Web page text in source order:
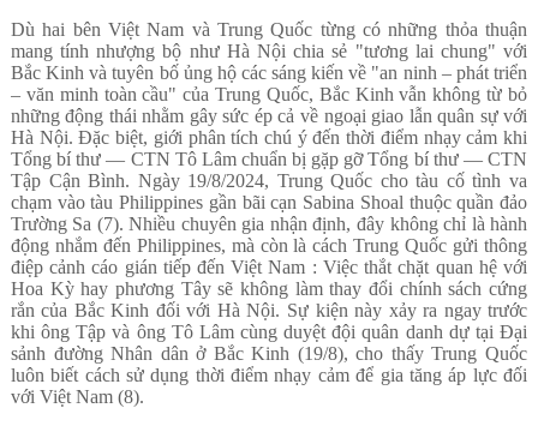
Dù hai bên Việt Nam và Trung Quốc từng có những thỏa thuận
mang tính nhượng bộ như Hà Nội chia sẻ "tương lai chung" với
Bắc Kinh và tuyên bố ủng hộ các sáng kiến về "an ninh – phát triển
– văn minh toàn cầu" của Trung Quốc, Bắc Kinh vẫn không từ bỏ
những động thái nhằm gây sức ép cả về ngoại giao lẫn quân sự với
Hà Nội. Đặc biệt, giới phân tích chú ý đến thời điểm nhạy cảm khi
Tổng bí thư — CTN Tô Lâm chuẩn bị gặp gỡ Tổng bí thư — CTN
Tập Cận Bình. Ngày 19/8/2024, Trung Quốc cho tàu cố tình va
chạm vào tàu Philippines gần bãi cạn Sabina Shoal thuộc quần đảo
Trường Sa (7). Nhiều chuyên gia nhận định, đây không chỉ là hành
động nhắm đến Philippines, mà còn là cách Trung Quốc gửi thông
điệp cảnh cáo gián tiếp đến Việt Nam : Việc thắt chặt quan hệ với
Hoa Kỳ hay phương Tây sẽ không làm thay đổi chính sách cứng
rắn của Bắc Kinh đối với Hà Nội. Sự kiện này xảy ra ngay trước
khi ông Tập và ông Tô Lâm cùng duyệt đội quân danh dự tại Đại
sảnh đường Nhân dân ở Bắc Kinh (19/8), cho thấy Trung Quốc
luôn biết cách sử dụng thời điểm nhạy cảm để gia tăng áp lực đối
với Việt Nam (8).